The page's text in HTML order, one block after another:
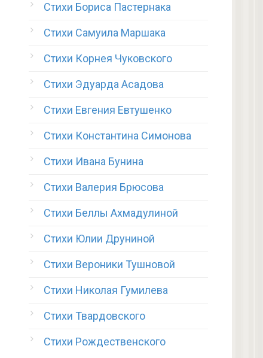
Стихи Бориса Пастернака
Стихи Самуила Маршака
Стихи Корнея Чуковского
Стихи Эдуарда Асадова
Стихи Евгения Евтушенко
Стихи Константина Симонова
Стихи Ивана Бунина
Стихи Валерия Брюсова
Стихи Беллы Ахмадулиной
Стихи Юлии Друниной
Стихи Вероники Тушновой
Стихи Николая Гумилева
Стихи Твардовского
Стихи Рождественского